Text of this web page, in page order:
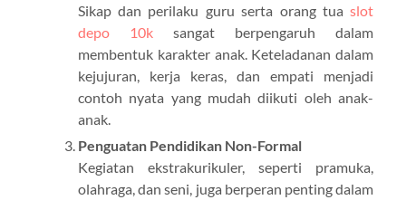
Sikap dan perilaku guru serta orang tuaslot
depo 10ksangat berpengaruh dalam
membentuk karakter anak. Keteladanan dalam
kejujuran, kerja keras, dan empati menjadi
contoh nyata yang mudah diikuti oleh anak-
anak.
Penguatan Pendidikan Non-Formal
Kegiatan ekstrakurikuler, seperti pramuka,
olahraga, dan seni, juga berperan penting dalam